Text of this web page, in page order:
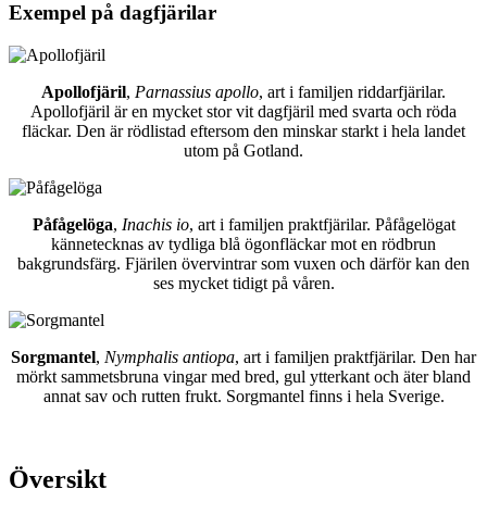
Exempel på dagfjärilar
Apollofjäril, Parnassius apollo, art i familjen riddarfjärilar.
Apollofjäril är en mycket stor vit dagfjäril med svarta och röda
fläckar. Den är rödlistad eftersom den minskar starkt i hela landet
utom på Gotland.
Påfågelöga, Inachis io, art i familjen praktfjärilar. Påfågelögat
kännetecknas av tydliga blå ögonfläckar mot en rödbrun
bakgrundsfärg. Fjärilen övervintrar som vuxen och därför kan den
ses mycket tidigt på våren.
Sorgmantel, Nymphalis antiopa, art i familjen praktfjärilar. Den har
mörkt sammetsbruna vingar med bred, gul ytterkant och äter bland
annat sav och rutten frukt. Sorgmantel finns i hela Sverige.
Översikt